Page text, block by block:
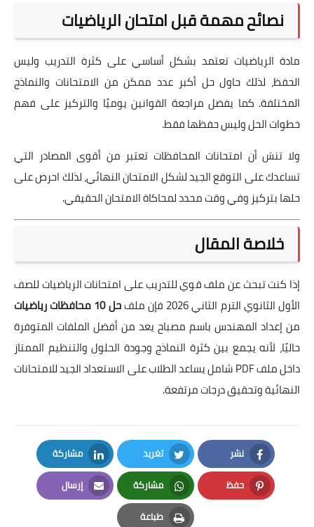
نصائح مهمة قبل امتحان الرياضيات
مادة الرياضيات تعتمد بشكل أساسي على كثرة التدريب وليس
الحفظ، لذلك حاول حل أكبر عدد ممكن من الامتحانات والنماذج
المختلفة. كما يفضل مراجعة القوانين يوميًا والتركيز على فهم
خطوات الحل وليس حفظها فقط.
ولا تنسَ أن امتحانات المحافظات تعتبر من أقوى المصادر التي
تساعدك على التوقع الجيد لشكل الامتحان النهائي، لذلك احرص على
حلها بتركيز وفي وقت محدد لمحاكاة الامتحان الحقيقي.
خلاصة المقال
إذا كنت تبحث عن ملف قوي للتدريب على امتحانات الرياضيات للصف
الأول الثانوي الترم الثاني 2026 فإن ملف
حل 10 محافظات رياضيات
من إعداد المهندس باسم مصباح يعد من أفضل الملفات المتوفرة
حاليًا، لأنه يجمع بين كثرة النماذج وجودة الحلول والتنظيم الممتاز
داخل ملف PDF شامل يساعد الطلاب على الاستعداد الجيد للامتحانات
النهائية وتحقيق درجات مرتفعة.
نشر
Facebook
تغريد
Twitter
مشاركة
LinkedIn
حفظ
Pinterest
مشاركة
Whatsapp
إرسال
Email
طباعة